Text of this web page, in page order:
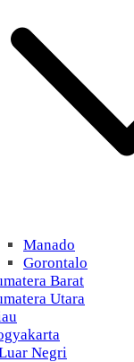
Manado
Gorontalo
Barat
Utara
Negri